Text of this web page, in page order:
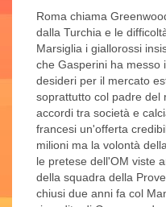
Roma chiama
dalla Turchia e le
Marsiglia i giallorossi
che Gasperini ha messo
desideri per il mercato
soprattutto col padre del
accordi tra società e
francesi un'offerta
milioni ma la volontà
le pretese dell'OM viste
della squadra della
chiusi due anni fa col